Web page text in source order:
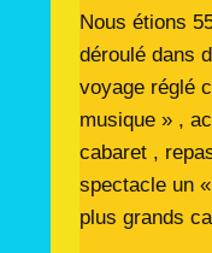
Nous étions
déroulé dans
voyage réglé
musique » ,
cabaret ,
spectacle un
plus grands